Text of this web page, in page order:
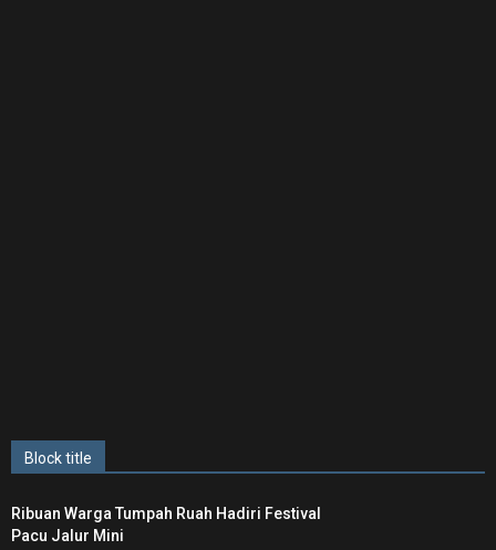
Block title
Ribuan Warga Tumpah Ruah Hadiri Festival
Pacu Jalur Mini